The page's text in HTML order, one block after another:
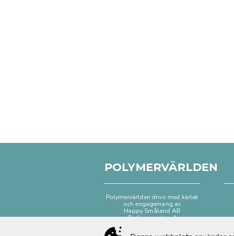
POLYMERVÄRLDEN
Polymervärlden drivs med kärlek
och engagemang av
Happy Småland AB
Dalhemsgatan 4